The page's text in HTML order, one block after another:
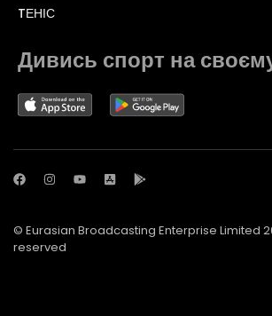
TЕНІС
Дивись спорт на
© Eurasian Broadcasting Enterprise Limited
reserved